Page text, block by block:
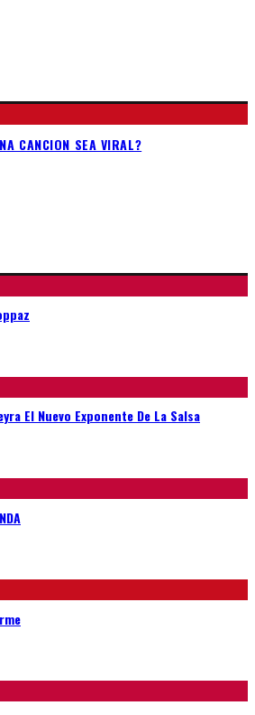
CANCION SEA VIRAL?
El Nuevo Exponente De La Salsa